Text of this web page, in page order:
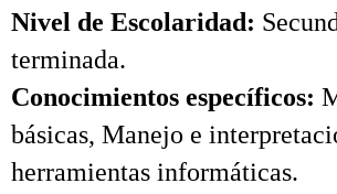
Nivel de Escolaridad:
terminada.
Conocimientos específicos:
básicas, Manejo e
herramientas informáticas.